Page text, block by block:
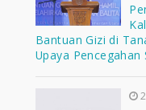
Bantuan Gizi di
Upaya Pencegahan